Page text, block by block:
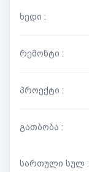
ხედი :
რემონტი :
პროექტი :
გათბობა :
სართული სულ :